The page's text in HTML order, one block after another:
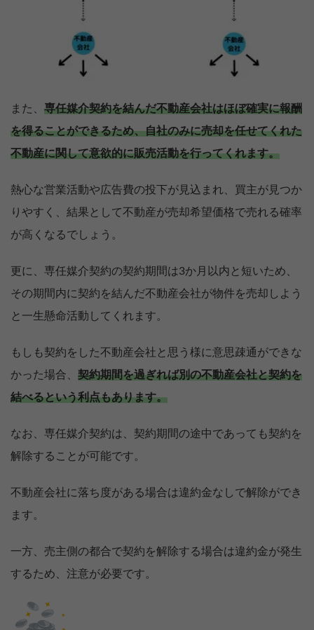
また、 専任媒介契約を結んだ不動産会社はほぼ確実に報酬
を得ることができるため、自社のみに売却を任せてくれた
不動産に関して意欲的に販売活動を行ってくれます。
熱心な営業活動や広告費の投下が見込まれ、買主が見つか
りやすく、結果として不動産が売却希望価格で売れる確率
が高くなるでしょう。
更に、専任媒介契約の契約期間は3か月以内と短いため、
その期間内に契約を結んだ不動産会社が物件を売却しよう
と一生懸命活動してくれます。
もしも契約をした不動産会社と思う様に意思疎通ができな
かった場合、 契約期間を過ぎれば別の不動産会社と契約を
結べるという利点もあります。
なお、専任媒介契約は、契約期間の途中であっても契約を
解除することが可能です。
不動産会社に落ち度がある場合は違約金なしで解除ができ
ます。
一方、売主側の都合で契約を解除する場合は違約金が発生
するため、注意が必要です。